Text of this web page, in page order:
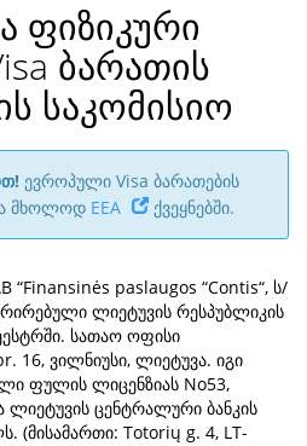
ფიზიკური
ბარათის
საკომისიო
ევროპული Visa ბარათების
მხოლოდ EEA ქვეყნებში.
“Finansinės paslaugos “Contis“, ს/
ლიეტუვის რესპუბლიკის
სათაო ოფისი
16, ვილნიუსი, ლიეტუვა. იგი
ფულის ლიცენზიას No53,
ცენტრალური ბანკის
(მისამართი: Totorių g. 4, LT-